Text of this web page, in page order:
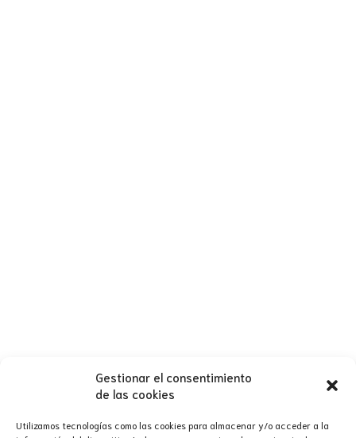
Gestionar el consentimiento
de las cookies
Utilizamos tecnologías como las cookies para almacenar y/o acceder a la